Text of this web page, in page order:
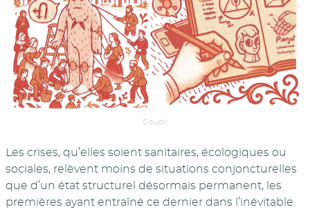
Goupil
Les crises, qu’elles soient sanitaires, écologiques ou
sociales, relèvent moins de situations conjoncturelles
que d’un état structurel désormais permanent, les
premières ayant entraîné ce dernier dans l’inévitable.